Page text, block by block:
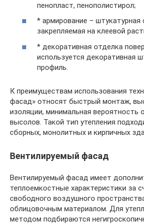
пенопласт, пенополистирол;
* армирование – штукатурная
закрепляемая на клеевой
* декоративная отделка
используется декоративная
профиль.
К преимуществам использования
фасад» относят быстрый монтаж,
изоляции, минимальная вероятность
высолов. Такой тип утепления
сборных, монолитных и кирпичных
Вентилируемый фасад
Вентилируемый фасад имеет
теплоемкостные характеристики за
свободного воздушного
облицовочным материалом. Для
методом подбираются